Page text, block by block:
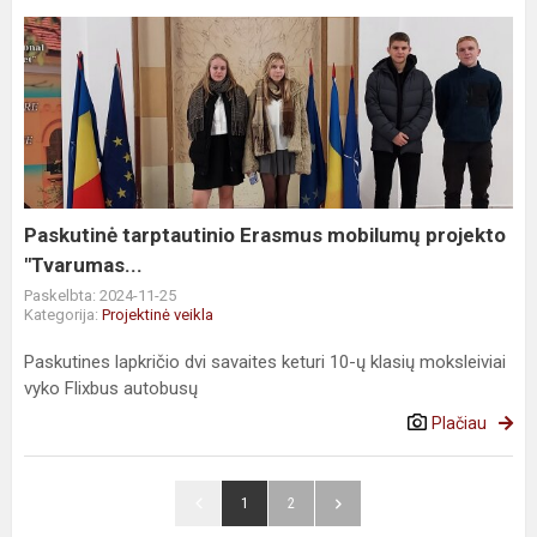
Paskutinė
tarptautinio
Erasmus
mobilumų
projekto
"Tvarumas...
Paskutinė tarptautinio Erasmus mobilumų projekto
"Tvarumas...
Paskelbta: 2024-11-25
Kategorija: Projektinė veikla
Paskutines lapkričio dvi savaites keturi 10-ų klasių moksleiviai
vyko Flixbus autobusų
Plačiau
1 2